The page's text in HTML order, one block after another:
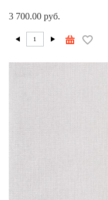
3 700.00 руб.